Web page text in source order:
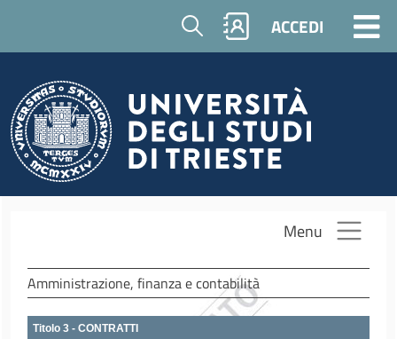
Salta al contenuto principale
Cerca ACCEDI
Menu
Amministrazione, finanza e contabilità
Titolo 3 - CONTRATTI